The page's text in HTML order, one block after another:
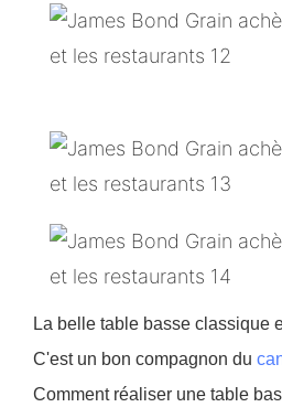
La belle table basse classique
C'est un bon compagnon du
Comment réaliser une table